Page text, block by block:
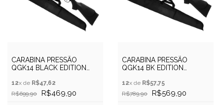
CARABINA PRESSÃO
QGK14 BLACK EDITION
12x de R$47,62
R$699,90
R$469,90
CARABINA PRESSÃO
QGK14 BK EDITION
12x de R$57,75
R$789,90
R$569,90